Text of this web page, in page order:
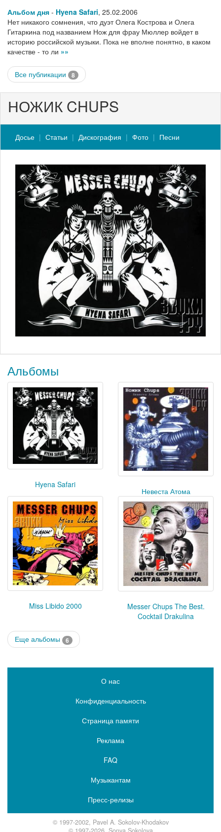
Альбом дня - Hyena Safari, 25.02.2006
Нет никакого сомнения, что дуэт Олега Кострова и Олега
Гитаркина под названием Нож для фрау Мюллер войдет в
историю российской музыки. Пока не вполне понятно, в каком
качестве - то ли »»
Все публикации 8
НОЖИК CHUPS
Досье Статьи Дискография Фото Песни
Альбомы
Hyena Safari
Невеста Атома
Miss Libido 2000
Messer Chups The Best.
Cocktail Drakulina
Еще альбомы 6
О нас
Конфиденциальность
Страница памяти
Реклама
FAQ
Музыкантам
Пресс-релизы
© 1997-2002, Pavel A. Sokolov-Khodakov